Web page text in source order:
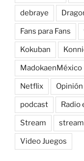
debraye
Fans para Fans
Kokuban
MadokaenMéxico
Netflix Opinión
podcast Radio
Stream
Video Juegos